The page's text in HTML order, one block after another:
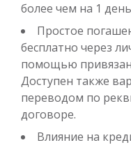
более чем на 1
Простое
бесплатно через
помощью
Доступен также
переводом по
договоре.
Влияние на